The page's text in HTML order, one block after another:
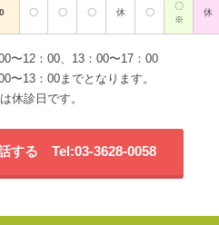
〇 〇 〇 休 〇
〇
※
休
〜12：00、13：00〜17：00
〜13：00までとなります。
休診日です。
する Tel:03-3628-0058